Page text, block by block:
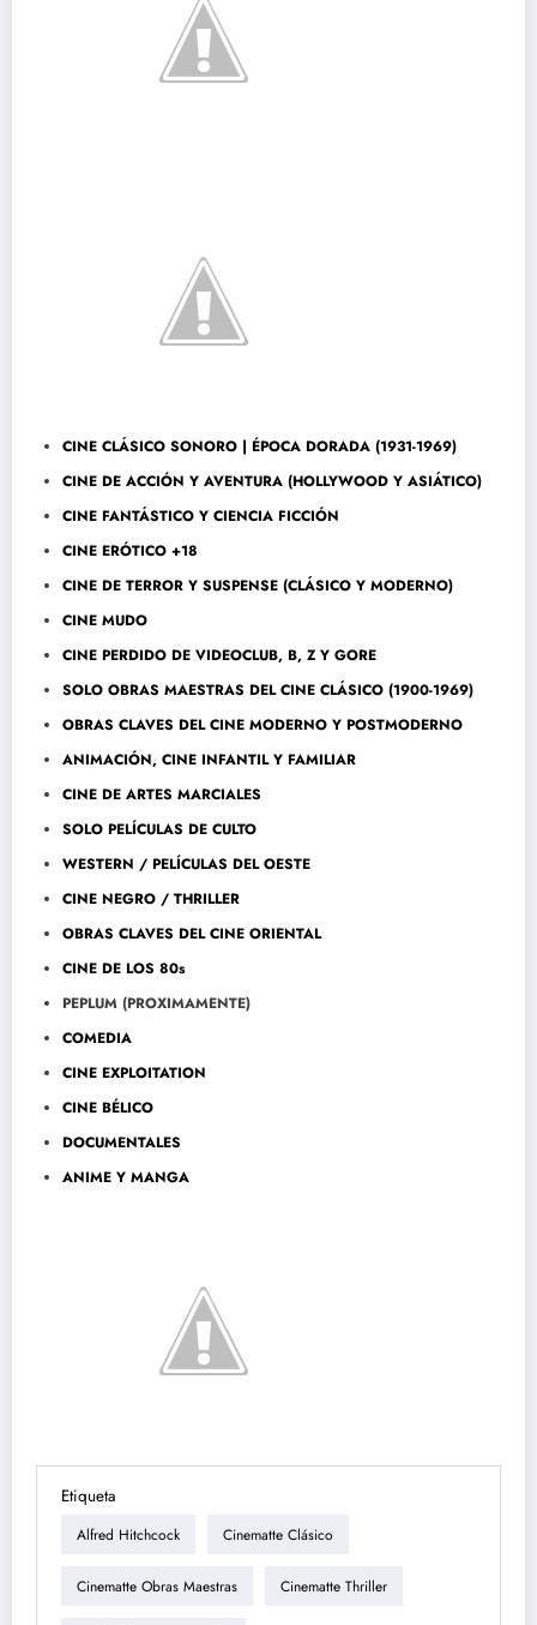
CINE CLÁSICO SONORO | ÉPOCA DORADA (1931-1969)
CINE DE ACCIÓN Y AVENTURA (HOLLYWOOD Y ASIÁTICO)
CINE FANTÁSTICO Y CIENCIA FICCIÓN
CINE ERÓTICO +18
CINE DE TERROR Y SUSPENSE (CLÁSICO Y MODERNO)
CINE MUDO
CINE PERDIDO DE VIDEOCLUB, B, Z Y GORE
SOLO OBRAS MAESTRAS DEL CINE CLÁSICO (1900-1969)
OBRAS CLAVES DEL CINE MODERNO Y POSTMODERNO
ANIMACIÓN, CINE INFANTIL Y FAMILIAR
CINE DE ARTES MARCIALES
SOLO PELÍCULAS DE CULTO
WESTERN / PELÍCULAS DEL OESTE
CINE NEGRO / THRILLER
OBRAS CLAVES DEL CINE ORIENTAL
CINE DE LOS 80s
PEPLUM (PROXIMAMENTE)
COMEDIA
CINE EXPLOITATION
CINE BÉLICO
DOCUMENTALES
ANIME Y MANGA
Etiqueta
Alfred Hitchcock Cinematte Clásico
Cinematte Obras Maestras Cinematte Thriller